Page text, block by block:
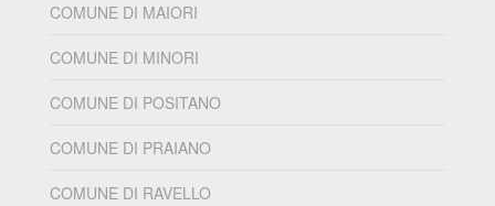
COMUNE DI MAIORI
COMUNE DI MINORI
COMUNE DI POSITANO
COMUNE DI PRAIANO
COMUNE DI RAVELLO